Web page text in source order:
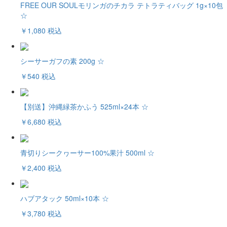
FREE OUR SOULモリンガのチカラ テトラティバッグ 1g×10包
☆
￥1,080 税込
シーサーガフの素 200g ☆
￥540 税込
【別送】沖縄緑茶かふう 525ml×24本 ☆
￥6,680 税込
青切りシークヮーサー100%果汁 500ml ☆
￥2,400 税込
ハブアタック 50ml×10本 ☆
￥3,780 税込